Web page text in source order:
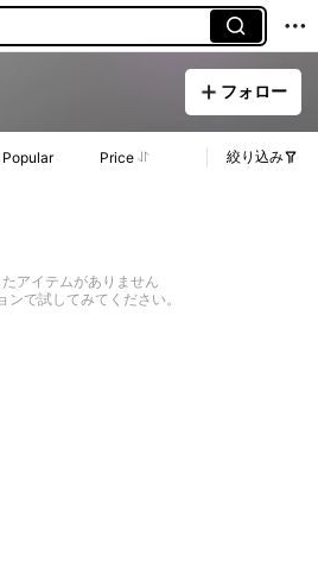
フォロー
Price 絞り込み
アイテムがありません
ンで試してみてください。